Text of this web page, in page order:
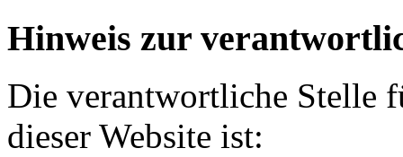
Hinweis zur
Die verantwortliche Stelle
dieser Website ist: